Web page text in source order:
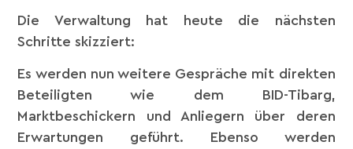
Die Verwaltung hat heute die nächsten
Schritte skizziert:
Es werden nun weitere Gespräche mit direkten
Beteiligten wie dem BID-Tibarg,
Marktbeschickern und Anliegern über deren
Erwartungen geführt. Ebenso werden